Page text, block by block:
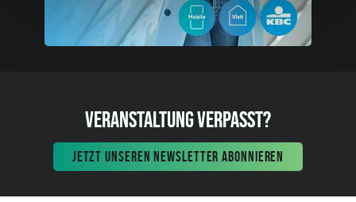
VERANSTALTUNG VERPASST?
JETZT UNSEREN NEWSLETTER ABONNIEREN